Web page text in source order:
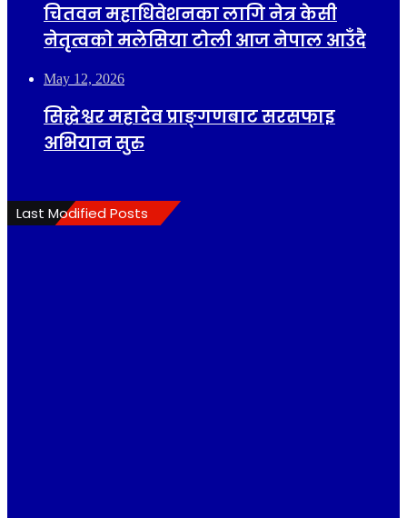
चितवन महाधिवेशनका लागि नेत्र केसी
नेतृत्वको मलेसिया टोली आज नेपाल आउँदै
May 12, 2026
सिद्धेश्वर महादेव प्राङ्गणबाट सरसफाइ
अभियान सुरु
Last Modified Posts